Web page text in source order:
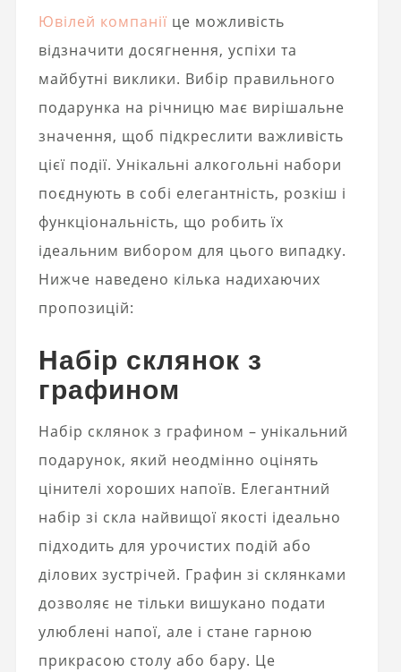
Ювілей компанії це можливість
відзначити досягнення, успіхи та
майбутні виклики. Вибір правильного
подарунка на річницю має вирішальне
значення, щоб підкреслити важливість
цієї події. Унікальні алкогольні набори
поєднують в собі елегантність, розкіш і
функціональність, що робить їх
ідеальним вибором для цього випадку.
Нижче наведено кілька надихаючих
пропозицій:
Набір склянок з
графином
Набір склянок з графином – унікальний
подарунок, який неодмінно оцінять
цінителі хороших напоїв. Елегантний
набір зі скла найвищої якості ідеально
підходить для урочистих подій або
ділових зустрічей. Графин зі склянками
дозволяє не тільки вишукано подати
улюблені напої, але і стане гарною
прикрасою столу або бару. Це